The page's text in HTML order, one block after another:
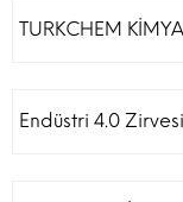
TURKCHEM
Endüstri 4.0